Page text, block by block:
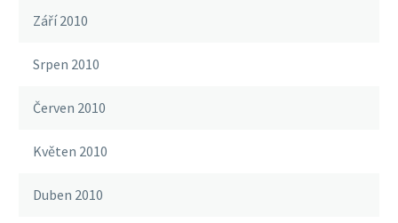
Září 2010
Srpen 2010
Červen 2010
Květen 2010
Duben 2010